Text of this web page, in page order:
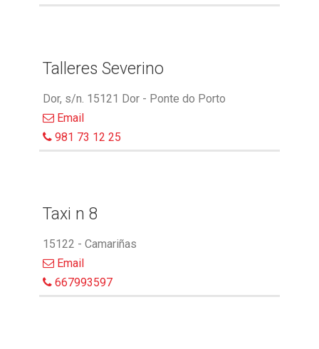
Talleres Severino
Dor, s/n. 15121 Dor - Ponte do Porto
Email
981 73 12 25
Taxi n 8
15122 - Camariñas
Email
667993597